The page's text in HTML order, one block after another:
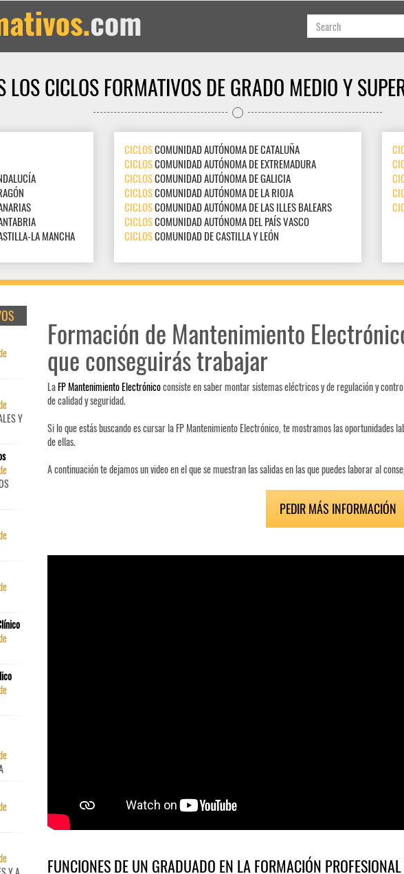
LOS CICLOS FORMATIVOS DE GRADO MEDIO Y
LA MANCHA
CICLOSCOMUNIDAD AUTÓNOMA DE CATALUÑA
CICLOSCOMUNIDAD AUTÓNOMA DE EXTREMADURA
CICLOSCOMUNIDAD AUTÓNOMA DE GALICIA
CICLOSCOMUNIDAD AUTÓNOMA DE LA RIOJA
CICLOSCOMUNIDAD AUTÓNOMA DE LAS ILLES BALEARS
CICLOSCOMUNIDAD AUTÓNOMA DEL PAÍS VASCO
CICLOSCOMUNIDAD DE CASTILLA Y LEÓN
Formación de Mantenimiento
que conseguirás trabajar
LaFP Mantenimiento Electrónicoconsiste en saber montar sistemas eléctricos y de regulación y
de calidad y seguridad.
Si lo que estás buscando es cursar la FP Mantenimiento Electrónico, te mostramos las oportunidades
de ellas.
A continuación te dejamos un video en el que se muestran las salidas en las que puedes laborar al
PEDIR MÁS INFORMACIÓN
FUNCIONES DE UN GRADUADO EN LA FORMACIÓN
Y